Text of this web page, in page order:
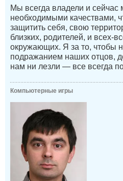
Мы всегда владели и
необходимыми качествами,
защитить себя, свою
близких, родителей, и всех-
окружающих. Я за то, чтобы
подражанием наших отцов,
нам ни лезли — все всегда
Компьютерные игры